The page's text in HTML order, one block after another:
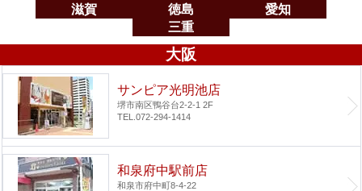
滋賀
徳島
愛知
三重
大阪
サンピア光明池店
堺市南区鴨谷台2-2-1 2F
TEL.072-294-1414
和泉府中駅前店
和泉市府中町8-4-22